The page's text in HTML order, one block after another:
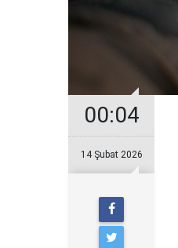
00:04
14 Şubat 2026